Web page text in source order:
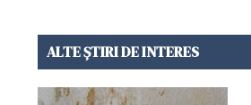
ALTE ȘTIRI DE INTERES